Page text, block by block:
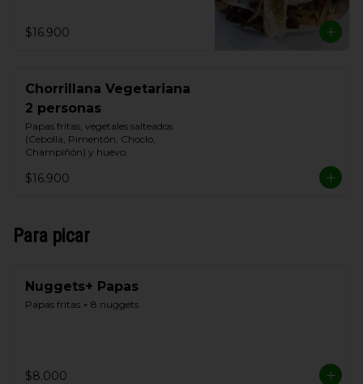
$16.900
Chorrillana Vegetariana
2 personas
Papas fritas, vegetales salteados
(Cebolla, Pimentón, Choclo,
Champiñón) y huevo.
$16.900
Para picar
Nuggets+ Papas
Papas fritas + 8 nuggets
$8.000